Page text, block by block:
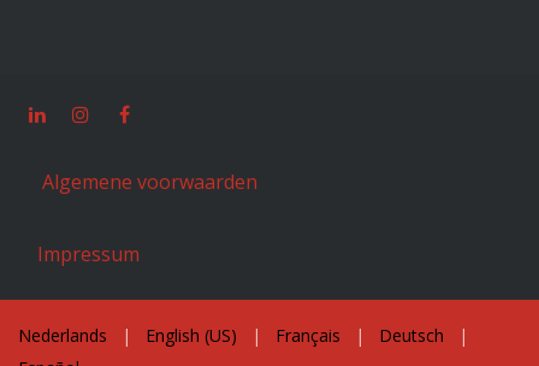
Algemene voorwaarden
Impressum
Nederlands | English (US) | Français | Deutsch
|